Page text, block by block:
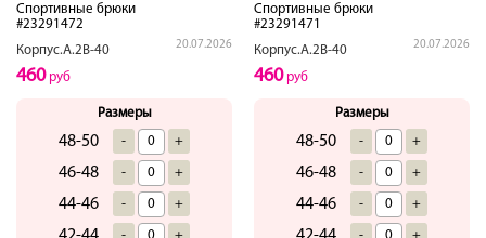
Спортивные брюки
#23291472
Корпус.А.2В-40
20.07.2026
460руб
Размеры
48-50 - +
46-48 - +
44-46 - +
- +
Спортивные брюки
#23291471
Корпус.А.2В-40
20.07.2026
460руб
Размеры
48-50 - +
46-48 - +
44-46 - +
- +